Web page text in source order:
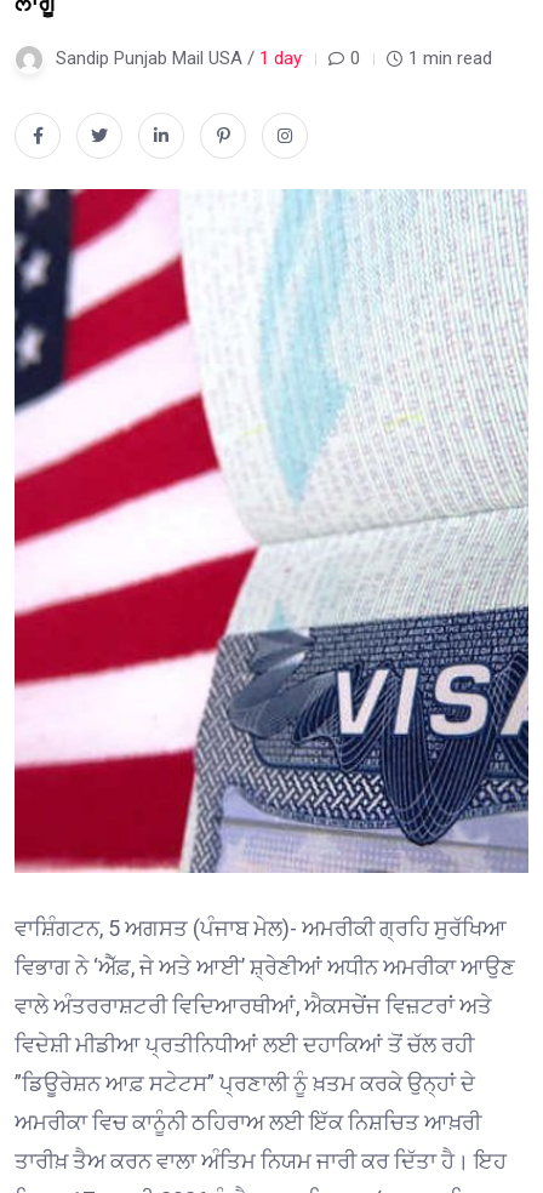
Sandip Punjab Mail USA / 1 day 0 1 min read
ਵਾਸ਼ਿੰਗਟਨ, 5 ਅਗਸਤ (ਪੰਜਾਬ ਮੇਲ)- ਅਮਰੀਕੀ ਗ੍ਰਹਿ ਸੁਰੱਖਿਆ
ਵਿਭਾਗ ਨੇ ‘ਐੱਫ਼, ਜੇ ਅਤੇ ਆਈ’ ਸ਼੍ਰੇਣੀਆਂ ਅਧੀਨ ਅਮਰੀਕਾ ਆਉਣ
ਵਾਲੇ ਅੰਤਰਰਾਸ਼ਟਰੀ ਵਿਦਿਆਰਥੀਆਂ, ਐਕਸਚੇਂਜ ਵਿਜ਼ਟਰਾਂ ਅਤੇ
ਵਿਦੇਸ਼ੀ ਮੀਡੀਆ ਪ੍ਰਤੀਨਿਧੀਆਂ ਲਈ ਦਹਾਕਿਆਂ ਤੋਂ ਚੱਲ ਰਹੀ
”ਡਿਊਰੇਸ਼ਨ ਆਫ਼ ਸਟੇਟਸ” ਪ੍ਰਣਾਲੀ ਨੂੰ ਖ਼ਤਮ ਕਰਕੇ ਉਨ੍ਹਾਂ ਦੇ
ਅਮਰੀਕਾ ਵਿਚ ਕਾਨੂੰਨੀ ਠਹਿਰਾਅ ਲਈ ਇੱਕ ਨਿਸ਼ਚਿਤ ਆਖ਼ਰੀ
ਤਾਰੀਖ਼ ਤੈਅ ਕਰਨ ਵਾਲਾ ਅੰਤਿਮ ਨਿਯਮ ਜਾਰੀ ਕਰ ਦਿੱਤਾ ਹੈ। ਇਹ